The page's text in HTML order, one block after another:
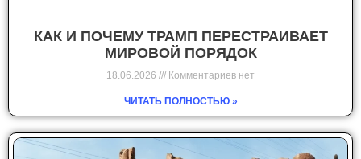
КАК И ПОЧЕМУ ТРАМП ПЕРЕСТРАИВАЕТ
МИРОВОЙ ПОРЯДОК
18.06.2026 Комментариев нет
ЧИТАТЬ ПОЛНОСТЬЮ »